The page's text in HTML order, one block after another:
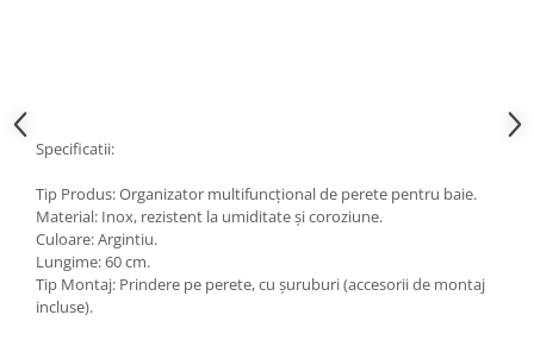
Specificatii:
Tip Produs: Organizator multifuncțional de perete pentru baie.
Material: Inox, rezistent la umiditate și coroziune.
Culoare: Argintiu.
Lungime: 60 cm.
Tip Montaj: Prindere pe perete, cu șuruburi (accesorii de montaj
incluse).